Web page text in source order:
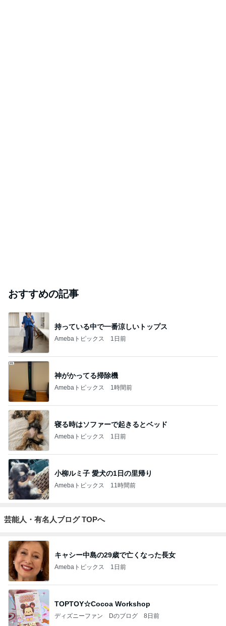
おすすめの記事
持っている中で一番涼しいトップス
Amebaトピックス 1日前
神がかってる掃除機
Amebaトピックス 1時間前
寝る時はソファーで起きるとベッド
Amebaトピックス 1日前
小柳ルミ子 愛犬の1日の里帰り
Amebaトピックス 11時間前
芸能人・有名人ブログ TOPへ
キャシー中島の29歳で亡くなった長女
Amebaトピックス 1日前
TOPTOY☆Cocoa Workshop
ディズニーファン Dのブログ 8日前